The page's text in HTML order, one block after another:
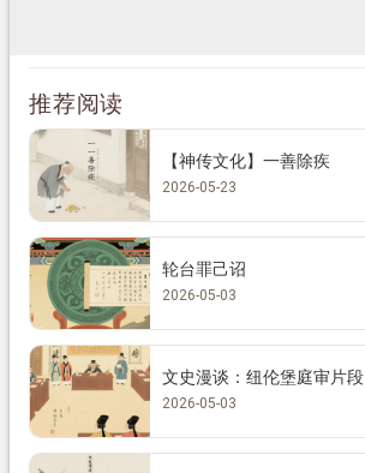
推荐阅读
【神传文化】一善除疾
2026-05-23
轮台罪己诏
2026-05-03
文史漫谈：纽伦堡庭审片段
2026-05-03